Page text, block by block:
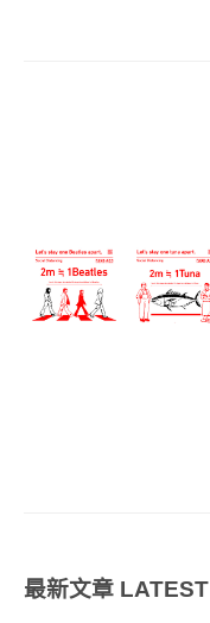
最新文章 LATEST